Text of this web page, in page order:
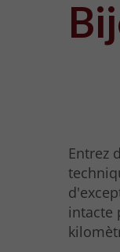
Entrez
intacte